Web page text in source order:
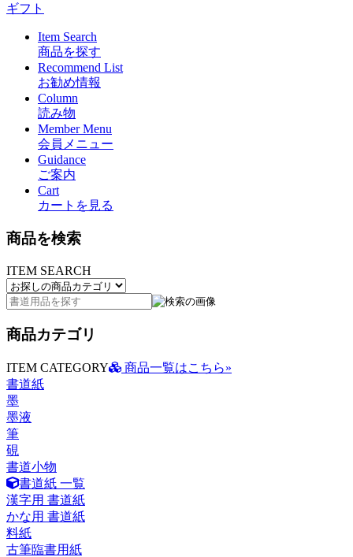
ギフト
Item Search
商品を探す
Recommend List
お勧め情報
Column
読み物
Member Menu
会員メニュー
Guidance
ご案内
Cart
カートを見る
商品を検索
ITEM SEARCH
商品カテゴリ
ITEM CATEGORY
商品一覧はこちら»
書道紙
墨
墨液
筆
硯
書道小物
書道紙 一覧
漢字用 書道紙
かな用 書道紙
料紙
古筆臨書用紙